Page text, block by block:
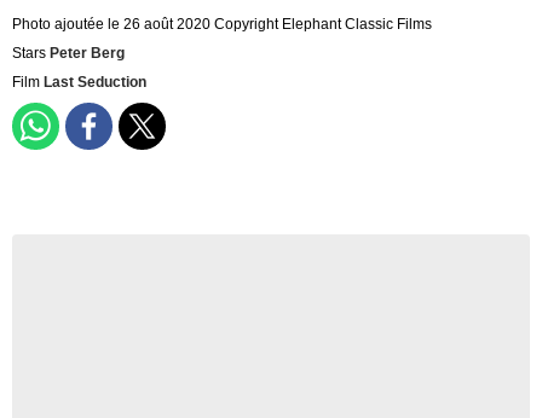
Photo ajoutée le 26 août 2020 Copyright Elephant Classic Films
Stars Peter Berg
Film Last Seduction